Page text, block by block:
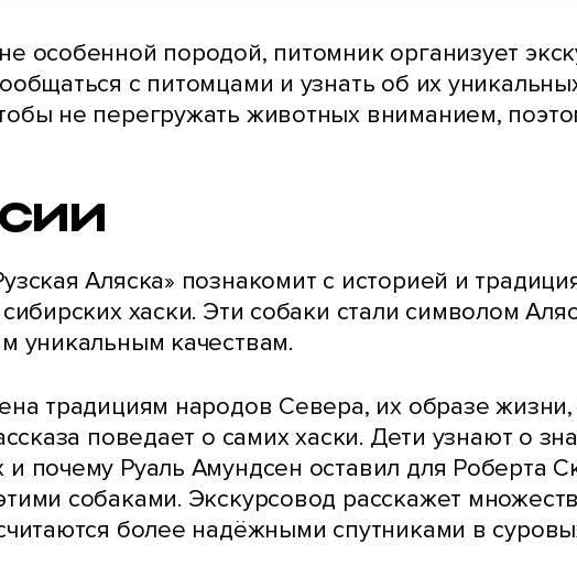
особенной породой, питомник организует
с питомцами и узнать об их
не перегружать животных вниманием,
Аляска» познакомит с историей и
хаски. Эти собаки стали символом
уникальным качествам.
традициям народов Севера, их образе жизни,
поведает о самих хаски. Дети узнают о
почему Руаль Амундсен оставил для Роберта
собаками. Экскурсовод расскажет
более надёжными спутниками в